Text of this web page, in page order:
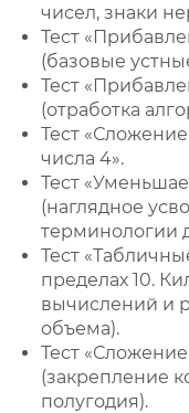
чисел, знаки
Тест
(базовые
Тест
(отработка
Тест
числа 4».
Тест
(наглядное
терминологии
Тест
пределах 10.
вычислений и
объема).
Тест
(закрепление
полугодия).